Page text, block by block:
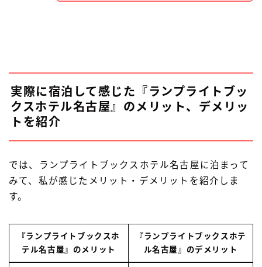
実際に宿泊して感じた『ランプライトブッ
クスホテル名古屋』のメリット、デメリッ
トを紹介
では、ランプライトブックスホテル名古屋に泊まって
みて、私が感じたメリット・デメリットを紹介しま
す。
『ランプライトブックスホ
テル名古屋』のメリット
『ランプライトブックスホテ
ル名古屋』のデメリット